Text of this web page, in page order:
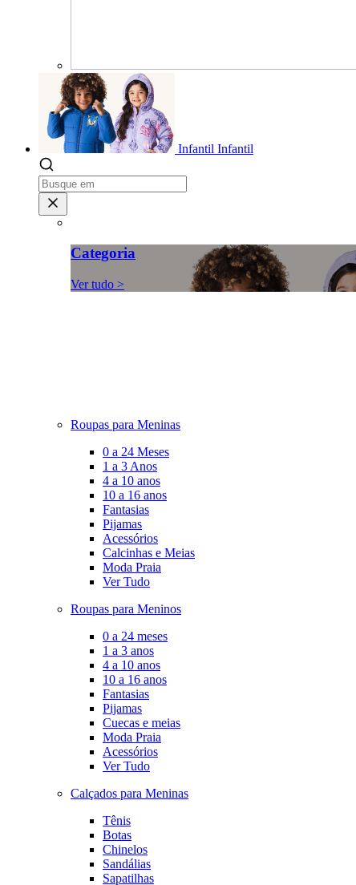
Infantil Infantil
Categoria
Ver tudo >
Roupas para Meninas
0 a 24 Meses
1 a 3 Anos
4 a 10 anos
10 a 16 anos
Fantasias
Pijamas
Acessórios
Calcinhas e Meias
Moda Praia
Ver Tudo
Roupas para Meninos
0 a 24 meses
1 a 3 anos
4 a 10 anos
10 a 16 anos
Fantasias
Pijamas
Cuecas e meias
Moda Praia
Acessórios
Ver Tudo
Calçados para Meninas
Tênis
Botas
Chinelos
Sandálias
Sapatilhas